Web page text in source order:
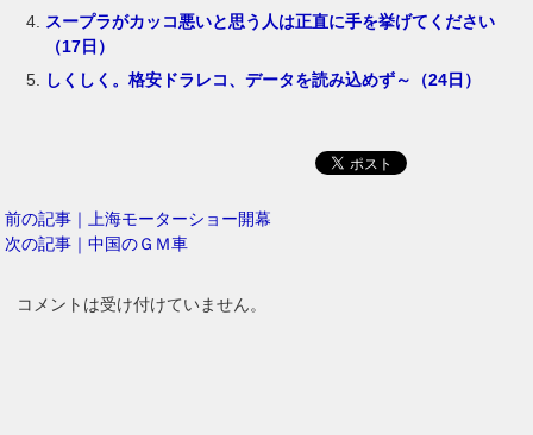
スープラがカッコ悪いと思う人は正直に手を挙げてください
（17日）
しくしく。格安ドラレコ、データを読み込めず～（24日）
前の記事｜上海モーターショー開幕
次の記事｜中国のＧＭ車
コメントは受け付けていません。